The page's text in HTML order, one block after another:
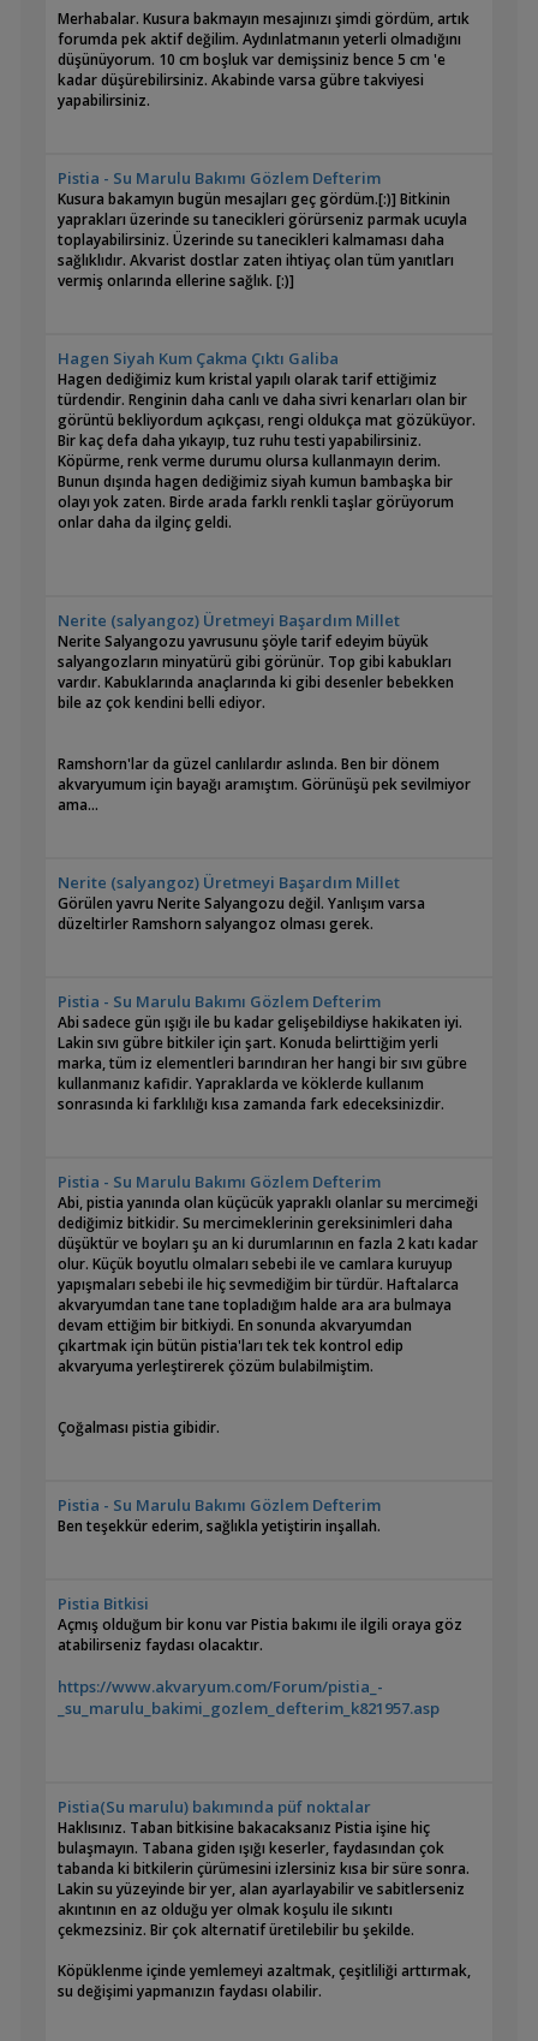
Merhabalar. Kusura bakmayın mesajınızı şimdi gördüm, artık
forumda pek aktif değilim. Aydınlatmanın yeterli olmadığını
düşünüyorum. 10 cm boşluk var demişsiniz bence 5 cm 'e
kadar düşürebilirsiniz. Akabinde varsa gübre takviyesi
yapabilirsiniz.
Pistia - Su Marulu Bakımı Gözlem Defterim
Kusura bakamyın bugün mesajları geç gördüm.[:)] Bitkinin
yaprakları üzerinde su tanecikleri görürseniz parmak ucuyla
toplayabilirsiniz. Üzerinde su tanecikleri kalmaması daha
sağlıklıdır. Akvarist dostlar zaten ihtiyaç olan tüm yanıtları
vermiş onlarında ellerine sağlık. [:)]
Hagen Siyah Kum Çakma Çıktı Galiba
Hagen dediğimiz kum kristal yapılı olarak tarif ettiğimiz
türdendir. Renginin daha canlı ve daha sivri kenarları olan bir
görüntü bekliyordum açıkçası, rengi oldukça mat gözüküyor.
Bir kaç defa daha yıkayıp, tuz ruhu testi yapabilirsiniz.
Köpürme, renk verme durumu olursa kullanmayın derim.
Bunun dışında hagen dediğimiz siyah kumun bambaşka bir
olayı yok zaten. Birde arada farklı renkli taşlar görüyorum
onlar daha da ilginç geldi.
Nerite (salyangoz) Üretmeyi Başardım Millet
Nerite Salyangozu yavrusunu şöyle tarif edeyim büyük
salyangozların minyatürü gibi görünür. Top gibi kabukları
vardır. Kabuklarında anaçlarında ki gibi desenler bebekken
bile az çok kendini belli ediyor.
Ramshorn'lar da güzel canlılardır aslında. Ben bir dönem
akvaryumum için bayağı aramıştım. Görünüşü pek sevilmiyor
ama...
Nerite (salyangoz) Üretmeyi Başardım Millet
Görülen yavru Nerite Salyangozu değil. Yanlışım varsa
düzeltirler Ramshorn salyangoz olması gerek.
Pistia - Su Marulu Bakımı Gözlem Defterim
Abi sadece gün ışığı ile bu kadar gelişebildiyse hakikaten iyi.
Lakin sıvı gübre bitkiler için şart. Konuda belirttiğim yerli
marka, tüm iz elementleri barındıran her hangi bir sıvı gübre
kullanmanız kafidir. Yapraklarda ve köklerde kullanım
sonrasında ki farklılığı kısa zamanda fark edeceksinizdir.
Pistia - Su Marulu Bakımı Gözlem Defterim
Abi, pistia yanında olan küçücük yapraklı olanlar su mercimeği
dediğimiz bitkidir. Su mercimeklerinin gereksinimleri daha
düşüktür ve boyları şu an ki durumlarının en fazla 2 katı kadar
olur. Küçük boyutlu olmaları sebebi ile ve camlara kuruyup
yapışmaları sebebi ile hiç sevmediğim bir türdür. Haftalarca
akvaryumdan tane tane topladığım halde ara ara bulmaya
devam ettiğim bir bitkiydi. En sonunda akvaryumdan
çıkartmak için bütün pistia'ları tek tek kontrol edip
akvaryuma yerleştirerek çözüm bulabilmiştim.
Çoğalması pistia gibidir.
Pistia - Su Marulu Bakımı Gözlem Defterim
Ben teşekkür ederim, sağlıkla yetiştirin inşallah.
Pistia Bitkisi
Açmış olduğum bir konu var Pistia bakımı ile ilgili oraya göz
atabilirseniz faydası olacaktır.
https://www.akvaryum.com/Forum/pistia_-
_su_marulu_bakimi_gozlem_defterim_k821957.asp
Pistia(Su marulu) bakımında püf noktalar
Haklısınız. Taban bitkisine bakacaksanız Pistia işine hiç
bulaşmayın. Tabana giden ışığı keserler, faydasından çok
tabanda ki bitkilerin çürümesini izlersiniz kısa bir süre sonra.
Lakin su yüzeyinde bir yer, alan ayarlayabilir ve sabitlerseniz
akıntının en az olduğu yer olmak koşulu ile sıkıntı
çekmezsiniz. Bir çok alternatif üretilebilir bu şekilde.
Köpüklenme içinde yemlemeyi azaltmak, çeşitliliği arttırmak,
su değişimi yapmanızın faydası olabilir.